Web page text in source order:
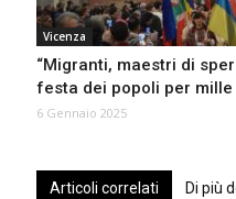
Vicenza
“Migranti, maestri di
festa dei popoli per mille
6 Gennaio 2025
Articoli correlati Di più